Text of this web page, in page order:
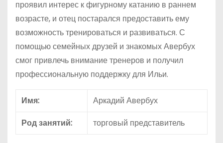
проявил интерес к фигурному катанию в раннем
возрасте, и отец постарался предоставить ему
возможность тренироваться и развиваться. С
помощью семейных друзей и знакомых Авербух
смог привлечь внимание тренеров и получил
профессиональную поддержку для Ильи.
Имя:
Аркадий Авербух
Род занятий:
торговый представитель